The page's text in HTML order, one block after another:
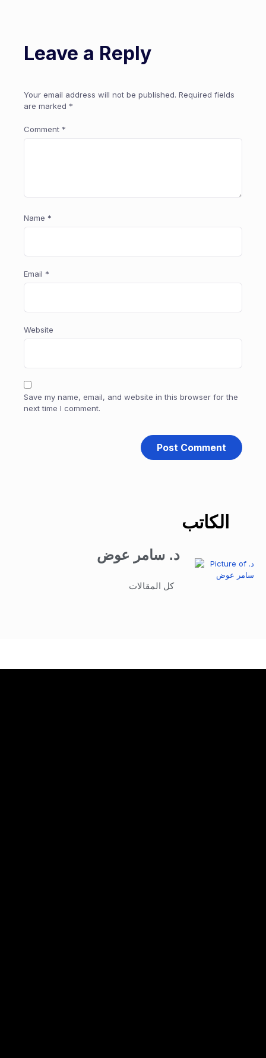
Leave a Reply
Your email address will not be published. Required fields
are marked *
Comment *
Name *
Email *
Website
Save my name, email, and website in this browser for the
next time I comment.
الكاتب
د. سامر عوض
كل المقالات